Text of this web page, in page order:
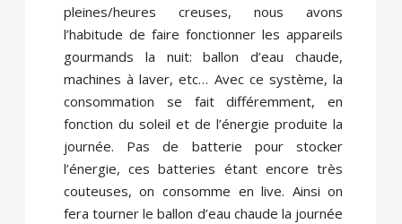
pleines/heures creuses, nous avons
l’habitude de faire fonctionner les appareils
gourmands la nuit: ballon d’eau chaude,
machines à laver, etc… Avec ce système, la
consommation se fait différemment, en
fonction du soleil et de l’énergie produite la
journée. Pas de batterie pour stocker
l’énergie, ces batteries étant encore très
couteuses, on consomme en live. Ainsi on
fera tourner le ballon d’eau chaude la journée